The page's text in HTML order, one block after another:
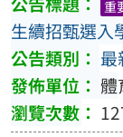
重
生續招甄選入
最
體